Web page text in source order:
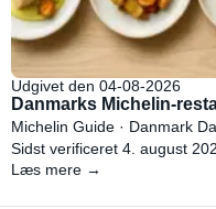
Udgivet den 04-08-2026
Danmarks Michelin-
Michelin Guide · Danmark
Sidst verificeret 4. august
Læs mere →